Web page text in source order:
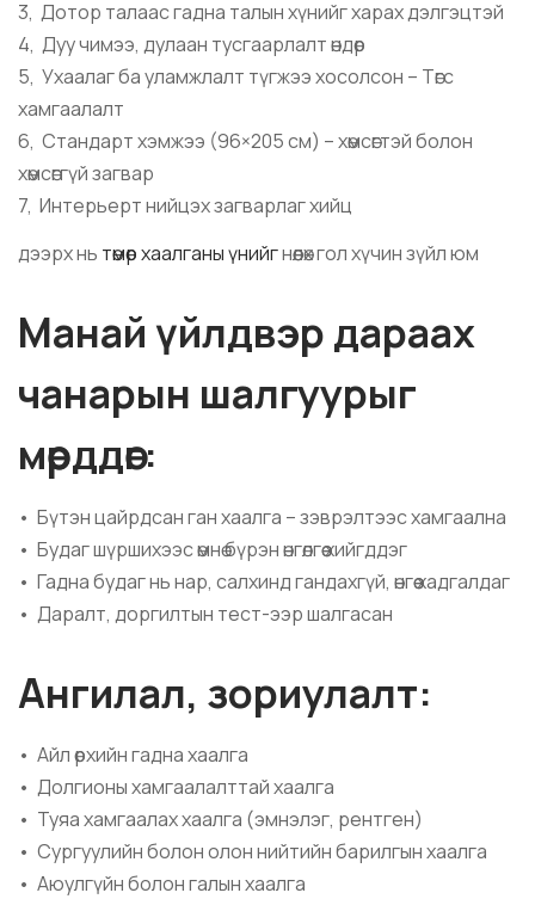
3, Дотор талаас гадна талын хүнийг харах дэлгэцтэй
4, Дуу чимээ, дулаан тусгаарлалт өндөр
5, Ухаалаг ба уламжлалт түгжээ хосолсон – Төгс
хамгаалалт
6, Стандарт хэмжээ (96×205 см) – хөмсөгтэй болон
хөмсөггүй загвар
7, Интерьерт нийцэх загварлаг хийц
дээрх нь төмөр хаалганы үнийгнөөлөх гол хүчин зүйл юм
Манай үйлдвэр дараах
чанарын шалгуурыг
мөрддөг:
• Бүтэн цайрдсан ган хаалга – зэврэлтээс хамгаална
• Будаг шүршихээс өмнө бүрэн өнгөлгөө хийгддэг
• Гадна будаг нь нар, салхинд гандахгүй, өнгөө хадгалдаг
• Даралт, доргилтын тест-ээр шалгасан
Ангилал, зориулалт:
• Айл өрхийн гадна хаалга
• Долгионы хамгаалалттай хаалга
• Туяа хамгаалах хаалга (эмнэлэг, рентген)
• Сургуулийн болон олон нийтийн барилгын хаалга
• Аюулгүйн болон галын хаалга